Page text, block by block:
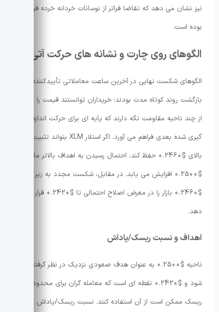
نیز نشان می دهد که تقاضا فراتر از نوسانات خردانه خرده فروشی
بوده است.
الگوهای روی چارت و نشانه های حرکت آتی
الگوهای شکست نهایی در آخرین ساعت معاملاتی تأییدکننده
بازگشت روند کوتاه مدت بودند؛ خریداران توانستند قیمت را بالاتر
از چند ناحیه مقاومت نگه دارند که پایه ای برای حرکت اندازه
گیری شده بعدی فراهم می آورد. اگر استلار XLM بتواند تثبیت را
بالای $0.2460 حفظ کند، احتمال رسیدن به اهداف بالاتر مانند
$0.2500 افزایش می یابد. در مقابل، شکست مجدد به زیر
$0.2460 بازار را در معرض اصلاح احتمالی تا $0.2420 قرار می
دهد.
اهداف و نسبت ریسک/پاداش
ناحیه $0.2500 به عنوان هدف صعودیِ نزدیک در نظر گرفته می
شود و $0.2420 نقطه ای است که معامله گران برای محدودسازی
ریسک ممکن است از آن استفاده کنند. نسبت ریسک/پاداش بر